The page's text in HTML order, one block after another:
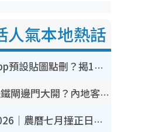
人氣本地熱話
WhatsApp預設貼圖點刪？揭1招「反向操作」還原簡潔介面 附3步實測教學
香港山邊鐵閘邊門大開？內地客困惑意義何在！網民神回覆：呢種叫法理性防禦
鬼門開2026｜農曆七月撞正日全食特別邪？專家警告切忌做一事！揭4大禁忌+2招保平安